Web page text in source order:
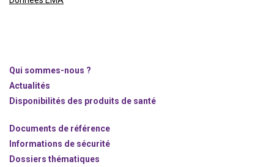
Qui sommes-nous ?
Actualités
Disponibilités des produits de santé
Documents de référence
Informations de sécurité
Dossiers thématiques